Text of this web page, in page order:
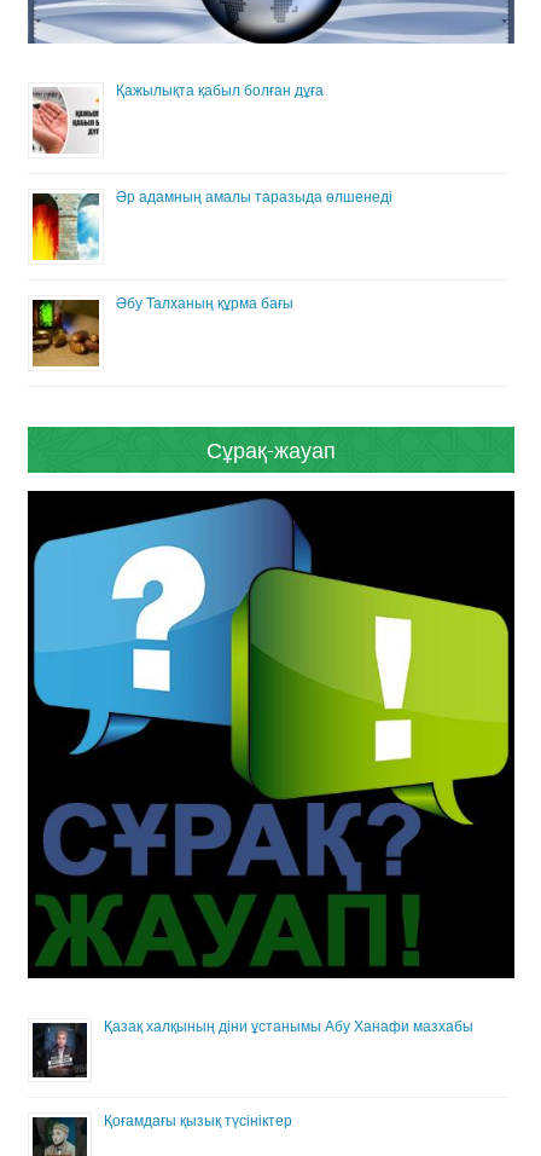
Қажылықта қабыл болған дұға
Әр адамның амалы таразыда өлшенеді
Әбу Талханың құрма бағы
Сұрақ-жауап
Қазақ халқының діни ұстанымы Абу Ханафи мазхабы
Қоғамдағы қызық түсініктер